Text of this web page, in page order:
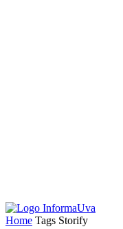
Home Tags Storify